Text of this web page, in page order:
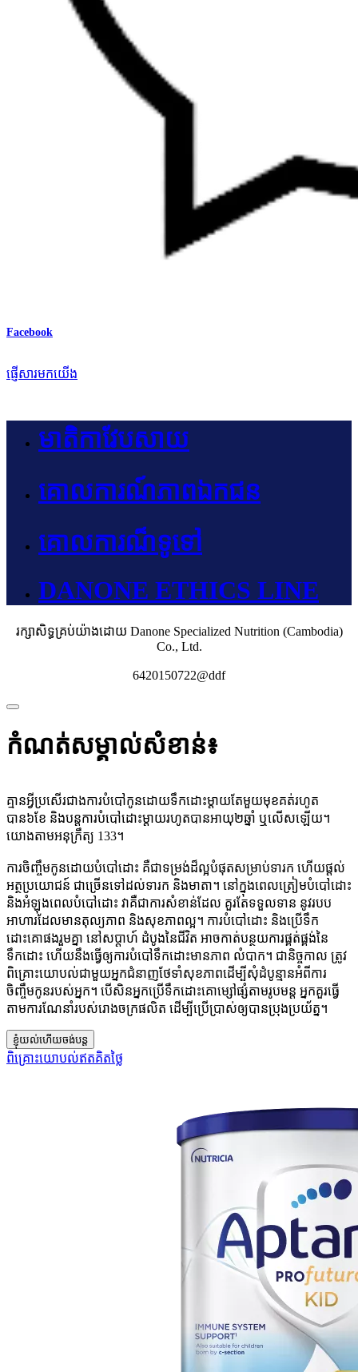
Facebook
ផ្ញើសារមកយើង
មាតិកាវែបសាយ
គោលការណ៍ភាពឯកជន
គោលការណ៏ទូទៅ
DANONE ETHICS LINE
រក្សាសិទ្ធគ្រប់យ៉ាងដោយ Danone Specialized Nutrition (Cambodia)
Co., Ltd.
6420150722@ddf
កំណត់សម្គាល់សំខាន់៖
គ្មានអ្វីប្រសើរជាងការបំបៅកូនដោយទឹកដោះម្តាយតែមួយមុខគត់រហូត
បាន៦ខែ និងបន្តការបំបៅដោះម្តាយរហូតបានអាយុ២ឆ្នាំ ឬលើសឡើយ។
យោងតាមអនុក្រឹត្យ 133។
ការចិញ្ចឹមកូនដោយបំបៅដោះ គឺជាទម្រង់ដ៏ល្អបំផុតសម្រាប់ទារក ហើយផ្តល់
អត្ថប្រយោជន៍ ជាច្រើនទៅដល់ទារក និងមាតា។ នៅក្នុងពេលត្រៀមបំបៅដោះ
និងអំឡុងពេលបំបៅដោះ វាគឺជាការសំខាន់ដែល គួរតែទទួលទាន នូវរបប
អាហារដែលមានតុល្យភាព និងសុខភាពល្អ។ ការបំបៅដោះ និងប្រើទឹក
ដោះគោផងរួមគ្នា នៅសប្តាហ៍ ដំបូងនៃជីវិត អាចកាត់បន្ថយការផ្គត់ផ្គង់នៃ
ទឹកដោះ ហើយនឹងធ្វើឲ្យការបំបៅទឹកដោះមានភាព លំបាក។ ជានិច្ចកាល ត្រូវ
ពិគ្រោះយោបល់ជាមួយអ្នកជំនាញថែទាំសុខភាពដើម្បីសុំដំបូន្មានអំពីការ
ចិញ្ចឹមកូនរបស់អ្នក។ បើសិនអ្នកប្រើទឹកដោះគោម្សៅផ្សំតាមរូបមន្ត អ្នកគួរធ្វើ
តាមការណែនាំរបស់រោងចក្រផលិត ដើម្បីប្រើប្រាស់ឲ្យបានប្រុងប្រយ័ត្ន។
ខ្ញុំយល់ហើយចង់បន្ត
ពិគ្រោះយោបល់ឥតគិតថ្លៃ